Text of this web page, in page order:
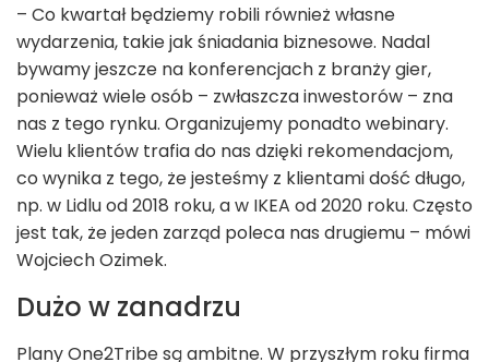
– Co kwartał będziemy robili również własne
wydarzenia, takie jak śniadania biznesowe. Nadal
bywamy jeszcze na konferencjach z branży gier,
ponieważ wiele osób – zwłaszcza inwestorów – zna
nas z tego rynku. Organizujemy ponadto webinary.
Wielu klientów trafia do nas dzięki rekomendacjom,
co wynika z tego, że jesteśmy z klientami dość długo,
np. w Lidlu od 2018 roku, a w IKEA od 2020 roku. Często
jest tak, że jeden zarząd poleca nas drugiemu – mówi
Wojciech Ozimek.
Dużo w zanadrzu
Plany One2Tribe są ambitne. W przyszłym roku firma